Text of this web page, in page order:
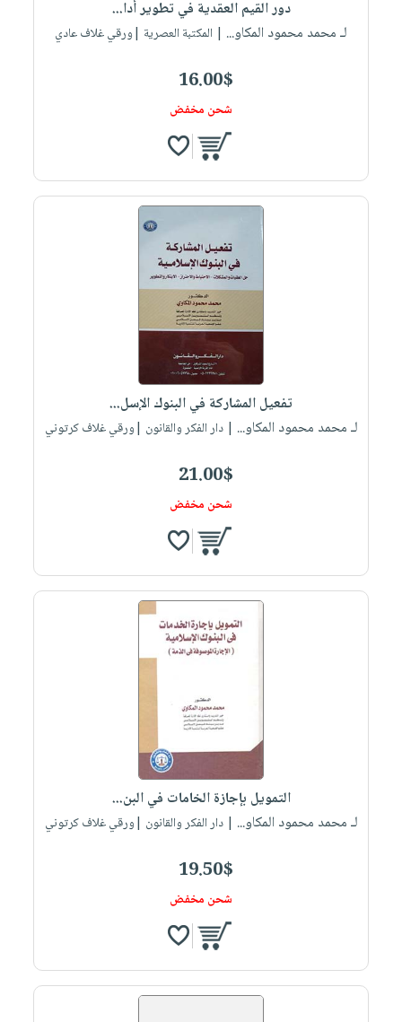
دور القيم العقدية في تطوير أدا...
لـ محمد محمود المكاو... | المكتبة العصرية |ورقي غلاف عادي
16.00$
شحن مخفض
تفعيل المشاركة في البنوك الإسل...
لـ محمد محمود المكاو... | دار الفكر والقانون |ورقي غلاف كرتوني
21.00$
شحن مخفض
التمويل بإجازة الخامات في البن...
لـ محمد محمود المكاو... | دار الفكر والقانون |ورقي غلاف كرتوني
19.50$
شحن مخفض